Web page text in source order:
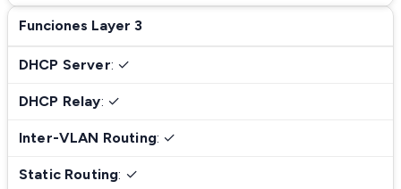
Funciones Layer 3
DHCP Server: ✓
DHCP Relay: ✓
Inter-VLAN Routing: ✓
Static Routing: ✓